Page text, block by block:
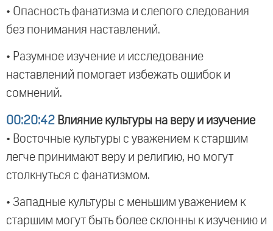
• Опасность фанатизма и слепого следования
без понимания наставлений.
• Разумное изучение и исследование
наставлений помогает избежать ошибок и
сомнений.
00:20:42 Влияние культуры на веру и изучение
• Восточные культуры с уважением к старшим
легче принимают веру и религию, но могут
столкнуться с фанатизмом.
• Западные культуры с меньшим уважением к
старшим могут быть более склонны к изучению и